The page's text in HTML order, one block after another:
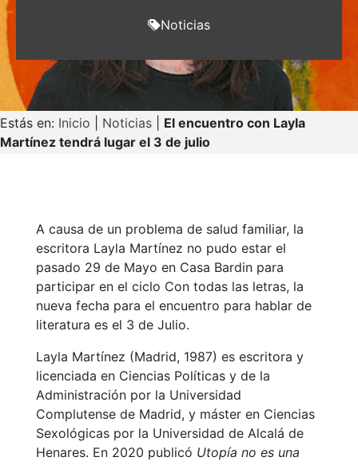
Noticias
Estás en: Inicio Noticias
El encuentro con Layla
Martínez tendrá lugar el 3 de julio
A causa de un problema de salud familiar, la
escritora Layla Martínez no pudo estar el
pasado 29 de Mayo en Casa Bardin para
participar en el ciclo Con todas las letras, la
nueva fecha para el encuentro para hablar de
literatura es el 3 de Julio.
Layla Martínez (Madrid, 1987) es escritora y
licenciada en Ciencias Políticas y de la
Administración por la Universidad
Complutense de Madrid, y máster en Ciencias
Sexológicas por la Universidad de Alcalá de
Henares. En 2020 publicó Utopía no es una